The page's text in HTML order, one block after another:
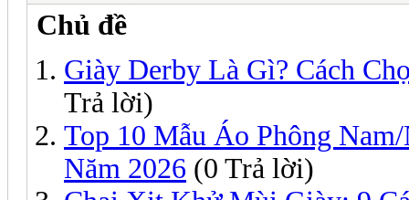
Chủ đề
Giày Derby Là Gì? Cách
Trả lời)
Top 10 Mẫu Áo Phông
Năm 2026 (0 Trả lời)